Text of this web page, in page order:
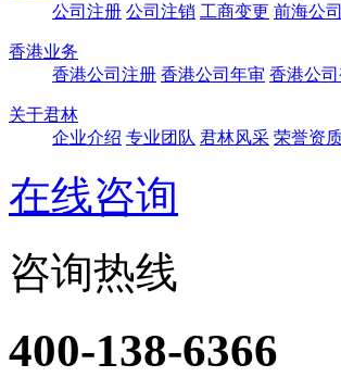
公司注册 公司注销 工商变更 前海公
香港业务
香港公司注册 香港公司年审 香港公
关于君林
企业介绍 专业团队 君林风采 荣誉资
在线咨询
咨询热线
400-138-6366